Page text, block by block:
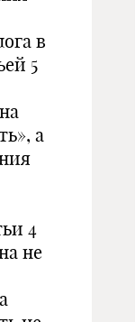
в
5
а
4
не